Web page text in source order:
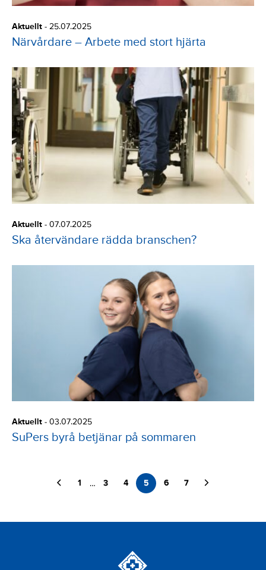
Aktuellt - 25.07.2025
Närvårdare – Arbete med stort hjärta
Aktuellt - 07.07.2025
Ska återvändare rädda branschen?
Aktuellt - 03.07.2025
SuPers byrå betjänar på sommaren
Föregående sida
1 … 3 4 5 6 7